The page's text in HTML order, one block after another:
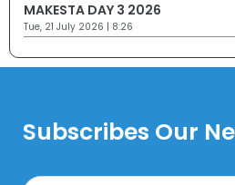
MAKESTA DAY 3 2026
Tue, 21 July 2026 | 8:26
Subscribes Our